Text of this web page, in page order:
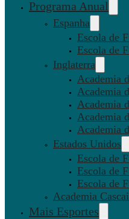
Programa Anual
Espanha
Escola de
Escola de
Inglaterra
Academia
Academia
Academia
Academia
Academia
Estados Unidos
Escola de
Escola de
Escola de
Academia
Mais Esportes